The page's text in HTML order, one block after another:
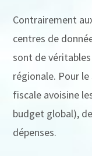
Contrairement
centres de
sont de
régionale. Pour
fiscale avoisine
budget global),
dépenses.